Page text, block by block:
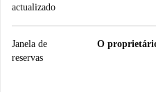
actualizado
Janela de
reservas
O